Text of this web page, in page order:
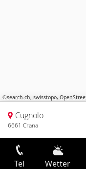
©search.ch, swisstopo,
Cugnolo
6661 Crana
Tel Wetter